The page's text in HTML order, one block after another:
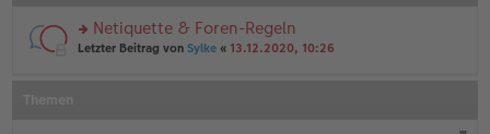
rs
Netiquette & Foren-Regeln
Letzter Beitrag von Sylke « 13.12.2020, 10:26